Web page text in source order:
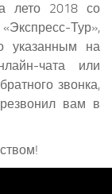
лето 2018 со
Тур»,
указанным на
чата или
звонка,
вам в